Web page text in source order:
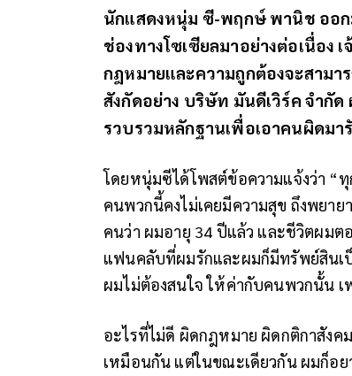
นักแสดงหนุ่ม ซี-พฤกษ์ พานิช ออ
ช่องทางโซเซียลมาอย่างต่อเนื่อง
กฎหมายและความถูกต้องจะสามา
สังกัดอย่าง บริษัท มันดีเวิร์ค จำกัด
รวบรวมหลักฐานเพื่อเอาคนผิดมา
โดยหนุ่มซีได้โพสต์ข้อความแจ้งว่า “
คนพวกนี้คงไม่เคยมีความสุข ถึงพยา
คนว่า ผมอายุ 34 ปีแล้ว และชีวิตผม
แฟนคลับที่ผมรักและผมก็มีทรัพย์สินเ
ผมไม่ต้องสนใจ ให้ค่ากับคนพวกนั้น เ
อะไรที่ไม่ดี ผิดกฎหมาย ผิดกติกาสังค
เหมือนกัน แต่ในขณะเดียวกัน ผมก็อ